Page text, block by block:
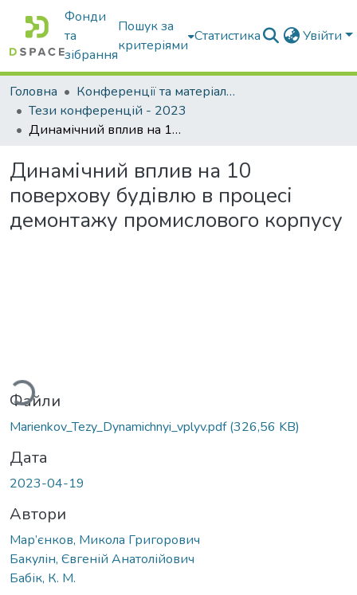
Фонди
та
зібрання
Пошук за
критеріями
Статистика Увійти
Головна
Конференції та матеріали конференцій
Тези конференцій - 2023
Динамічний вплив на 10 поверхову будівлю в процесі демонтажу промислового корпусу
Динамічний вплив на 10
поверхову будівлю в процесі
демонтажу промислового корпусу
Файли
Marienkov_Tezy_Dynamichnyi_vplyv.pdf(326,56 KB)
Дата
2023-04-19
Автори
Мар’єнков, Микола Григорович
Бакулін, Євгеній Анатолійович
Бабік, К. М.